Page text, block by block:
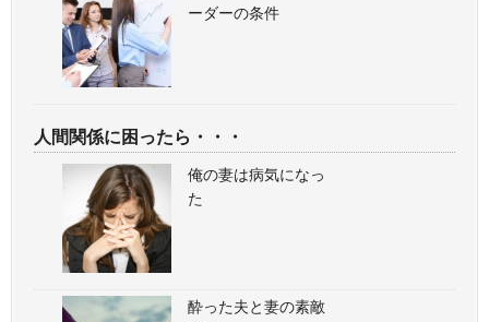
ーダーの条件
人間関係に困ったら・・・
俺の妻は病気になっ
た
酔った夫と妻の素敵